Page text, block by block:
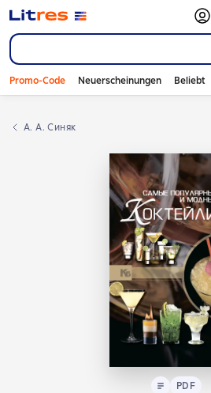
Promo-Code Neuerscheinungen Beliebt
А. А. Синяк
Text PDF
PDF